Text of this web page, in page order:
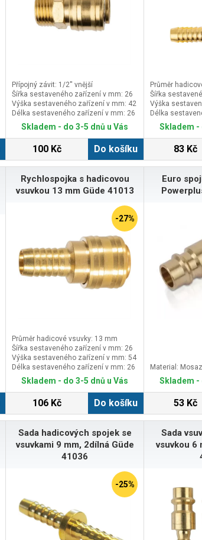
Přípojný závit: 1/2'' vnější
Šířka sestaveného zařízení v mm: 26
Výška sestaveného zařízení v mm: 42
Délka sestaveného zařízení v mm: 26
Skladem - do 3-5 dnů u Vás
100 Kč Do košíku
Průměr
Šířka
Výška
Délka
Skladem -
83 Kč
Rychlospojka s hadicovou
vsuvkou 13 mm Güde 41013
-27%
Průměr hadicové vsuvky: 13 mm
Šířka sestaveného zařízení v mm: 26
Výška sestaveného zařízení v mm: 54
Délka sestaveného zařízení v mm: 26
Skladem - do 3-5 dnů u Vás
106 Kč Do košíku
Euro
Material: Mosaz
Skladem -
53 Kč
Sada hadicových spojek se
vsuvkami 9 mm, 2dílná Güde
41036
-25%
Sada
vsuvkou 6